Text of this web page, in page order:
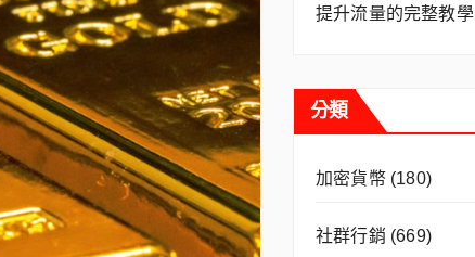
提升流量的完整教學
分類
加密貨幣(180)
社群行銷 (669)